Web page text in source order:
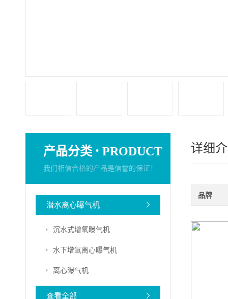
产品分类 · PRODUCT
我们相信合格的产品是信誉的保证！
潜水离心曝气机
沉水式增氧曝气机
水下增氧离心曝气机
离心曝气机
查看全部
详细
品牌